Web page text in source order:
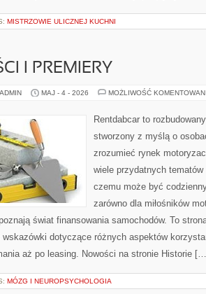
MISTRZOWIE ULICZNEJ KUCHNI
I PREMIERY
MAJ - 4 - 2026 MOŻLIWOŚĆ
Rentdabcar to
stworzony z myślą o
zrozumieć rynek
wiele przydatnych
czemu może być
zarówno dla miłośników
świat finansowania samochodów. To
wskazówki dotyczące różnych aspektów
aż po leasing. Nowości na stronie Historie
MÓZG I NEUROPSYCHOLOGIA